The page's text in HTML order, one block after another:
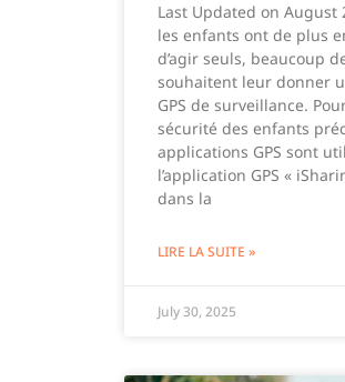
Last Updated on August
les enfants ont de plus
d’agir seuls, beaucoup
souhaitent leur donner
GPS de surveillance.
sécurité des enfants
applications GPS sont
l’application GPS «
dans la
LIRE LA SUITE »
July 30, 2025